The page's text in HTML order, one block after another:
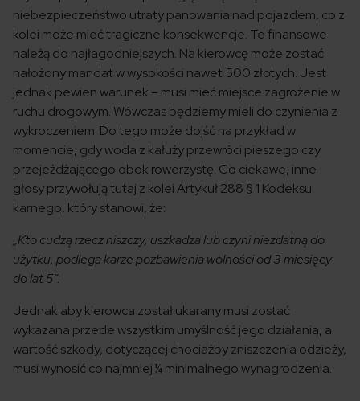
niebezpieczeństwo utraty panowania nad pojazdem, co z
kolei może mieć tragiczne konsekwencje. Te finansowe
należą do najłagodniejszych. Na kierowcę może zostać
nałożony mandat w wysokości nawet 500 złotych. Jest
jednak pewien warunek – musi mieć miejsce zagrożenie w
ruchu drogowym. Wówczas będziemy mieli do czynienia z
wykroczeniem. Do tego może dojść na przykład w
momencie, gdy woda z kałuży przewróci pieszego czy
przejeżdżającego obok rowerzystę. Co ciekawe, inne
głosy przywołują tutaj z kolei Artykuł 288 § 1 Kodeksu
karnego, który stanowi, że:
„Kto cudzą rzecz niszczy, uszkadza lub czyni niezdatną do
użytku, podlega karze pozbawienia wolności od 3 miesięcy
do lat 5”.
Jednak aby kierowca został ukarany musi zostać
wykazana przede wszystkim umyślność jego działania, a
wartość szkody, dotyczącej chociażby zniszczenia odzieży,
musi wynosić co najmniej ¼ minimalnego wynagrodzenia.